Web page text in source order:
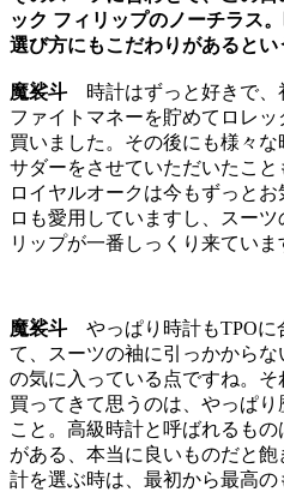
ック フィリップのノーチラス
選び方にもこだわりがあるとい
魔裟斗 時計はずっと好きで、
ファイトマネーを貯めてロレ
買いました。その後にも様々
サダーをさせていただいたこ
ロイヤルオークは今もずっと
ロも愛用していますし、スー
リップが一番しっくり来ていま
魔裟斗 やっぱり時計もTPOに
て、スーツの袖に引っかから
の気に入っている点ですね。
買ってきて思うのは、やっぱ
こと。高級時計と呼ばれるも
がある、本当に良いものだと
計を選ぶ時は、最初から最高